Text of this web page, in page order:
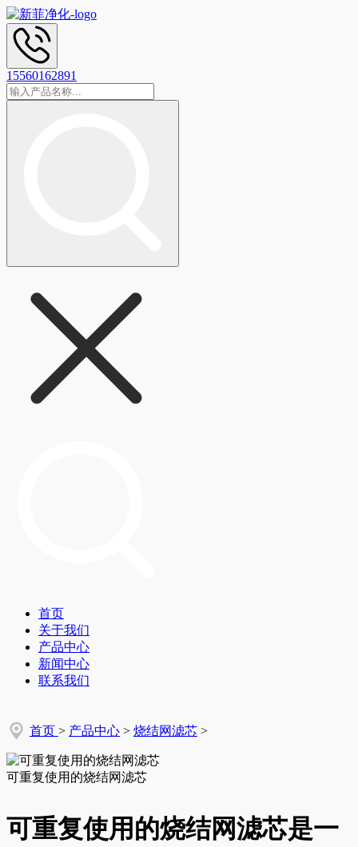
15560162891
首页
关于我们
产品中心
新闻中心
联系我们
首页 > 产品中心 > 烧结网滤芯 >
可重复使用的烧结网滤芯
可重复使用的烧结网滤芯是一